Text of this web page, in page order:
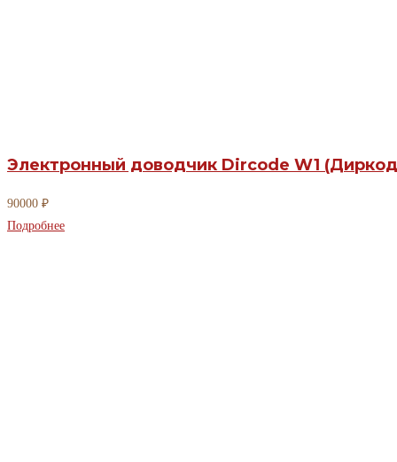
Электронный доводчик Dircode W1
90000 ₽
Подробнее